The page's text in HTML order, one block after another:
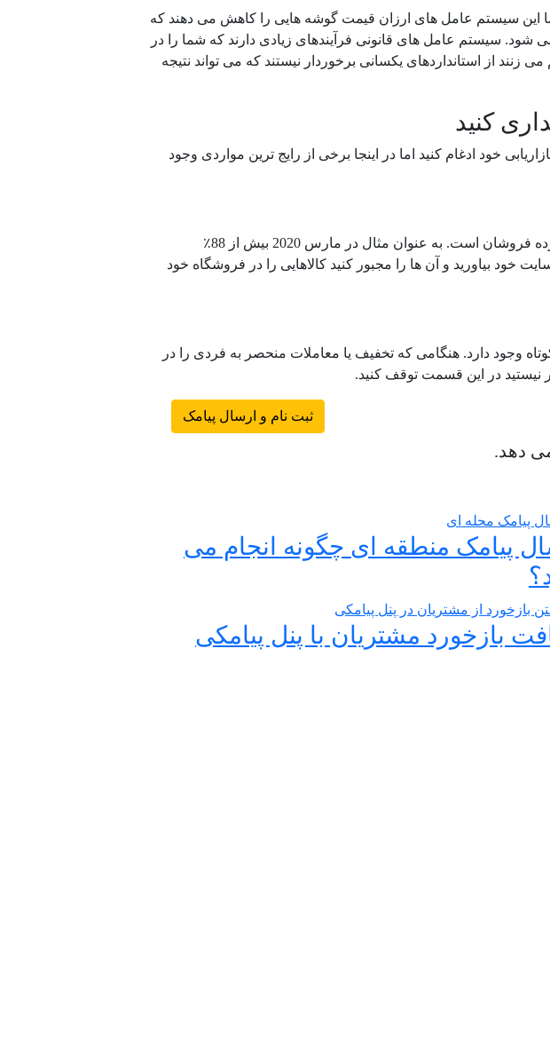
اما این سیستم عامل های ارزان قیمت گوشه هایی را کاهش می دهند که
شود. سیستم عامل های قانونی فرآیندهای زیادی دارند که شما را در
از استانداردهای یکسانی برخوردار نیستند که می تواند نتیجه
کنید
خود ادغام کنید اما در اینجا برخی از رایج ترین مواردی وجود
سبدهای متروکه یکی از ناامیدکننده ترین جنبه های تجارت الکترونیکی برای بسیاری از خرده فروشان است. به عنوان مثال در مارس 2020 بیش از 88٪
خود بیاورید و آن ها را مجبور کنید کالاهایی را در فروشگاه خود
وجود دارد. هنگامی که تخفیف یا معاملات منحصر به فردی را در
نیستید در این قسمت توقف کنید.
دهد.
ثبت نام و ارسال پیامک
پیامک منطقه ای چگونه انجام می
بازخورد مشتریان با پنل پیامکی